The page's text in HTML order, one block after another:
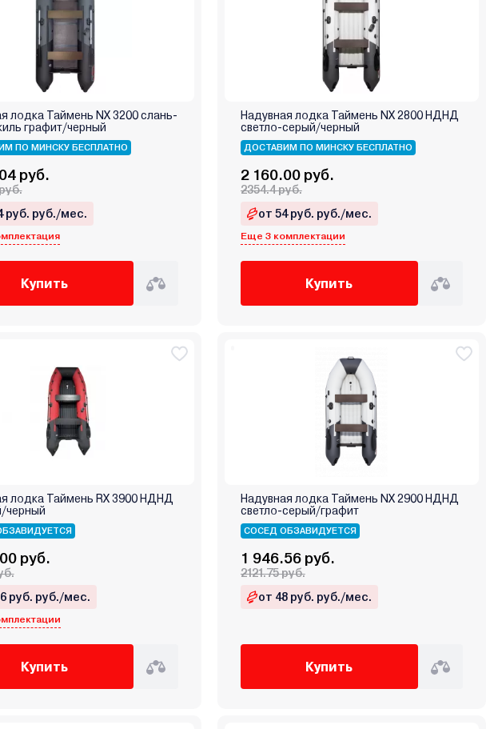
лодка Таймень NX 3200 слань-
графит/черный
ПО МИНСКУ БЕСПЛАТНО
руб.
руб. руб./мес.
Купить
Надувная лодка Таймень NX 2800 НДНД
светло-серый/черный
ДОСТАВИМ ПО МИНСКУ БЕСПЛАТНО
2 160.00 руб.
2354.4 руб.
от 54 руб. руб./мес.
Еще 3 комплектации
Купить
лодка Таймень RX 3900 НДНД
черный
руб.
руб. руб./мес.
Купить
Надувная лодка Таймень NX 2900 НДНД
светло-серый/графит
СОСЕД ОБЗАВИДУЕТСЯ
1 946.56 руб.
2121.75 руб.
от 48 руб. руб./мес.
Купить